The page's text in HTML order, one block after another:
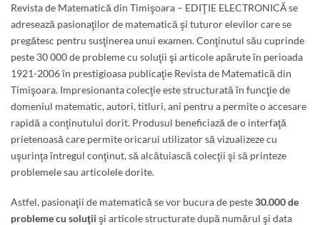
Revista de Matematică din Timişoara – EDIŢIE ELECTRONICĂ se
adresează pasionaţilor de matematică şi tuturor elevilor care se
pregătesc pentru susţinerea unui examen. Conţinutul său cuprinde
peste 30 000 de probleme cu soluţii şi articole apărute în perioada
1921-2006 în prestigioasa publicaţie Revista de Matematică din
Timişoara. Impresionanta colecţie este structurată în funcţie de
domeniul matematic, autori, titluri, ani pentru a permite o accesare
rapidă a conţinutului dorit. Produsul beneficiază de o interfaţă
prietenoasă care permite oricarui utilizator să vizualizeze cu
uşurinţa întregul conţinut, să alcătuiască colecţii şi să printeze
problemele sau articolele dorite.
Astfel, pasionaţii de matematică se vor bucura de peste30.000 de
problemecu soluţii şi articole structurate după numărul şi data